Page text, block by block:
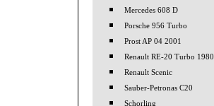
Mercedes 608 D
Porsche 956 Turbo
Prost AP 04 2001
Renault RE-20 Turbo 1980
Renault Scenic
Sauber-Petronas C20
Schorling